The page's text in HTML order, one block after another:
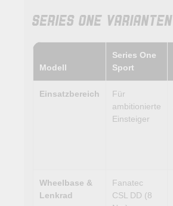
SERIES ONE VARIANTEN
Modell
Series One
Sport
Einsatzbereich
Für
ambitionierte
Einsteiger
Wheelbase &
Lenkrad
Fanatec
CSL DD (8